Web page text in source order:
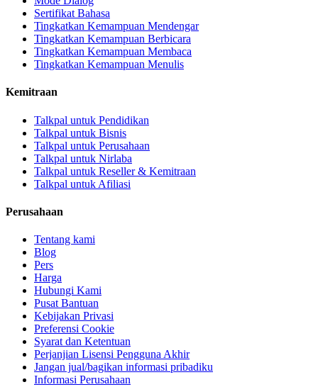
Sertifikat Bahasa
Tingkatkan Kemampuan Mendengar
Tingkatkan Kemampuan Berbicara
Tingkatkan Kemampuan Membaca
Tingkatkan Kemampuan Menulis
Kemitraan
Talkpal untuk Pendidikan
Talkpal untuk Bisnis
Talkpal untuk Perusahaan
Talkpal untuk Nirlaba
Talkpal untuk Reseller & Kemitraan
Talkpal untuk Afiliasi
Perusahaan
Tentang kami
Blog
Pers
Harga
Hubungi Kami
Pusat Bantuan
Kebijakan Privasi
Preferensi Cookie
Syarat dan Ketentuan
Perjanjian Lisensi Pengguna Akhir
Jangan jual/bagikan informasi pribadiku
Informasi Perusahaan